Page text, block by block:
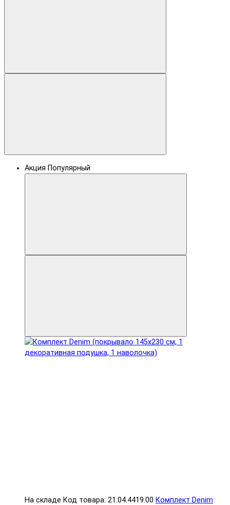
Акция Популярный
На складе Код товара: 21.04.4419.00 Комплект Denim